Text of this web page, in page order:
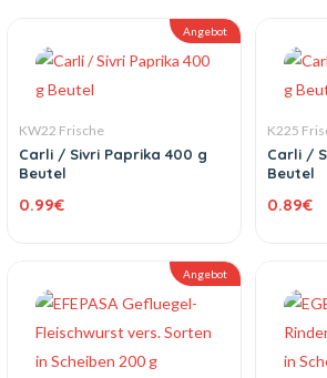
Angebot
KW22 Frische
Carli / Sivri Paprika 400 g
Beutel
0.99€
K225
Carli /
Beutel
0.89€
Angebot